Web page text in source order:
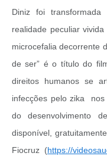
Diniz foi
realidade peculiar
microcefalia decorrente
de ser” é o título do
direitos humanos se
infecções pelo zika
do desenvolvimento
disponível,
Fiocruz (https://